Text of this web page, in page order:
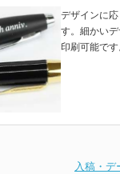
デザインに
す。細かい
印刷可能です
入稿・